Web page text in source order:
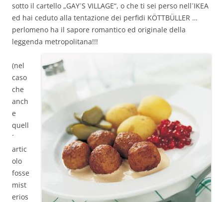
sotto il cartello „GAY´S VILLAGE“, o che ti sei perso nell´IKEA
ed hai ceduto alla tentazione dei perfidi KÖTTBÜLLER …
perlomeno ha il sapore romantico ed originale della
leggenda metropolitana!!!
(nel
caso
che
anch
e
quell
´
artic
olo
fosse
mist
erios